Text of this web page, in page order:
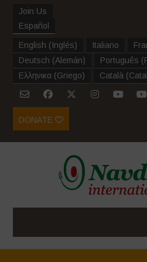
Join Us
Español
English (Inglés) Italiano
Deutsch (Alemán) Português (
Ελληνικα (Griego) Català (
DONATE